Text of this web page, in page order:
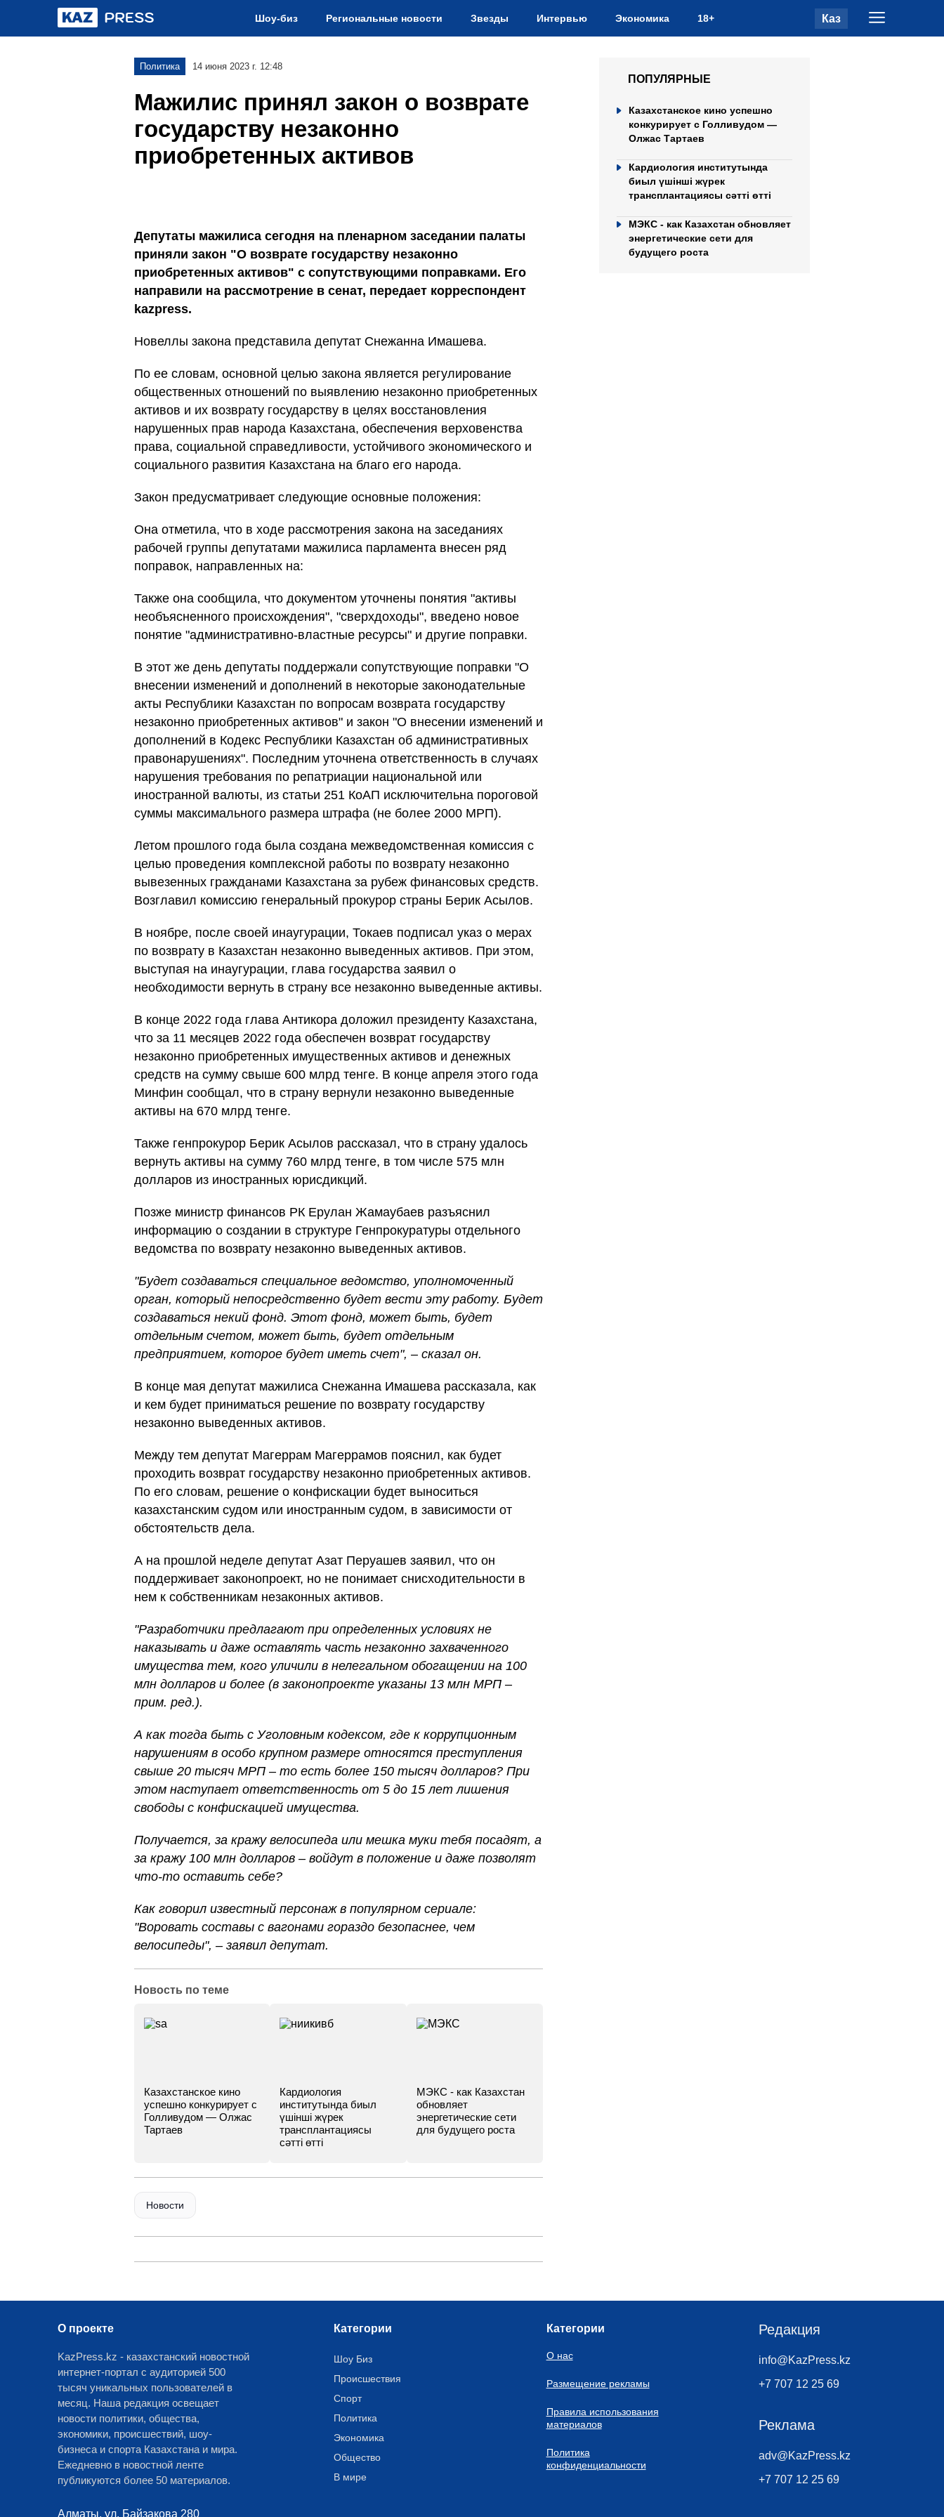
Шоу-биз Региональные новости Звезды Интервью Экономика 18+ Каз
Политика 14 июня 2023 г. 12:48
Мажилис принял закон о возврате
государству незаконно
приобретенных активов
Депутаты мажилиса сегодня на пленарном заседании палаты
приняли закон "О возврате государству незаконно
приобретенных активов" с сопутствующими поправками. Его
направили на рассмотрение в сенат, передает корреспондент
kazpress.
Новеллы закона представила депутат Снежанна Имашева.
По ее словам, основной целью закона является регулирование
общественных отношений по выявлению незаконно приобретенных
активов и их возврату государству в целях восстановления
нарушенных прав народа Казахстана, обеспечения верховенства
права, социальной справедливости, устойчивого экономического и
социального развития Казахстана на благо его народа.
Закон предусматривает следующие основные положения:
Она отметила, что в ходе рассмотрения закона на заседаниях
рабочей группы депутатами мажилиса парламента внесен ряд
поправок, направленных на:
Также она сообщила, что документом уточнены понятия "активы
необъясненного происхождения", "сверхдоходы", введено новое
понятие "административно-властные ресурсы" и другие поправки.
В этот же день депутаты поддержали сопутствующие поправки "О
внесении изменений и дополнений в некоторые законодательные
акты Республики Казахстан по вопросам возврата государству
незаконно приобретенных активов" и закон "О внесении изменений и
дополнений в Кодекс Республики Казахстан об административных
правонарушениях". Последним уточнена ответственность в случаях
нарушения требования по репатриации национальной или
иностранной валюты, из статьи 251 КоАП исключительна пороговой
суммы максимального размера штрафа (не более 2000 МРП).
Летом прошлого года была создана межведомственная комиссия с
целью проведения комплексной работы по возврату незаконно
вывезенных гражданами Казахстана за рубеж финансовых средств.
Возглавил комиссию генеральный прокурор страны Берик Асылов.
В ноябре, после своей инаугурации, Токаев подписал указ о мерах
по возврату в Казахстан незаконно выведенных активов. При этом,
выступая на инаугурации, глава государства заявил о
необходимости вернуть в страну все незаконно выведенные активы.
В конце 2022 года глава Антикора доложил президенту Казахстана,
что за 11 месяцев 2022 года обеспечен возврат государству
незаконно приобретенных имущественных активов и денежных
средств на сумму свыше 600 млрд тенге. В конце апреля этого года
Минфин сообщал, что в страну вернули незаконно выведенные
активы на 670 млрд тенге.
Также генпрокурор Берик Асылов рассказал, что в страну удалось
вернуть активы на сумму 760 млрд тенге, в том числе 575 млн
долларов из иностранных юрисдикций.
Позже министр финансов РК Ерулан Жамаубаев разъяснил
информацию о создании в структуре Генпрокуратуры отдельного
ведомства по возврату незаконно выведенных активов.
"Будет создаваться специальное ведомство, уполномоченный
орган, который непосредственно будет вести эту работу. Будет
создаваться некий фонд. Этот фонд, может быть, будет
отдельным счетом, может быть, будет отдельным
предприятием, которое будет иметь счет", – сказал он.
В конце мая депутат мажилиса Снежанна Имашева рассказала, как
и кем будет приниматься решение по возврату государству
незаконно выведенных активов.
Между тем депутат Магеррам Магеррамов пояснил, как будет
проходить возврат государству незаконно приобретенных активов.
По его словам, решение о конфискации будет выноситься
казахстанским судом или иностранным судом, в зависимости от
обстоятельств дела.
А на прошлой неделе депутат Азат Перуашев заявил, что он
поддерживает законопроект, но не понимает снисходительности в
нем к собственникам незаконных активов.
"Разработчики предлагают при определенных условиях не
наказывать и даже оставлять часть незаконно захваченного
имущества тем, кого уличили в нелегальном обогащении на 100
млн долларов и более (в законопроекте указаны 13 млн МРП –
прим. ред.).
А как тогда быть с Уголовным кодексом, где к коррупционным
нарушениям в особо крупном размере относятся преступления
свыше 20 тысяч МРП – то есть более 150 тысяч долларов? При
этом наступает ответственность от 5 до 15 лет лишения
свободы с конфискацией имущества.
Получается, за кражу велосипеда или мешка муки тебя посадят, а
за кражу 100 млн долларов – войдут в положение и даже позволят
что-то оставить себе?
Как говорил известный персонаж в популярном сериале:
"Воровать составы с вагонами гораздо безопаснее, чем
велосипеды", – заявил депутат.
Новость по теме
Казахстанское кино
успешно конкурирует с
Голливудом — Олжас
Тартаев
Кардиология
институтында биыл
үшінші жүрек
трансплантациясы
сәтті өтті
МЭКС - как Казахстан
обновляет
энергетические сети
для будущего роста
Новости
ПОПУЛЯРНЫЕ
Казахстанское кино успешно
конкурирует с Голливудом —
Олжас Тартаев
Кардиология институтында
биыл үшінші жүрек
трансплантациясы сәтті өтті
МЭКС - как Казахстан обновляет
энергетические сети для
будущего роста
О проекте
KazPress.kz - казахстанский новостной
интернет-портал с аудиторией 500
тысяч уникальных пользователей в
месяц. Наша редакция освещает
новости политики, общества,
экономики, происшествий, шоу-
бизнеса и спорта Казахстана и мира.
Ежедневно в новостной ленте
публикуются более 50 материалов.
Алматы, ул. Байзакова 280
Категории
Шоу Биз
Происшествия
Спорт
Политика
Экономика
Общество
В мире
Категории
О нас
Размещение рекламы
Правила использования
материалов
Политика
конфиденциальности
Редакция
info@KazPress.kz
+7 707 12 25 69
Реклама
adv@KazPress.kz
+7 707 12 25 69